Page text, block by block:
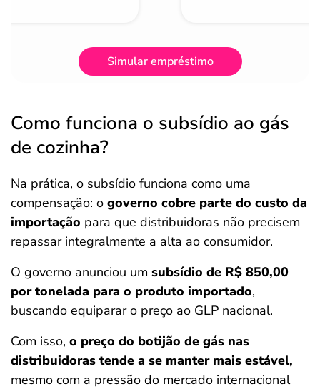
Simular empréstimo
Como funciona o subsídio ao gás
de cozinha?
Na prática, o subsídio funciona como uma
compensação: o governo cobre parte do custo da
importação para que distribuidoras não precisem
repassar integralmente a alta ao consumidor.
O governo anunciou um subsídio de R$ 850,00
por tonelada para o produto importado,
buscando equiparar o preço ao GLP nacional.
Com isso, o preço do botijão de gás nas
distribuidoras tende a se manter mais estável,
mesmo com a pressão do mercado internacional